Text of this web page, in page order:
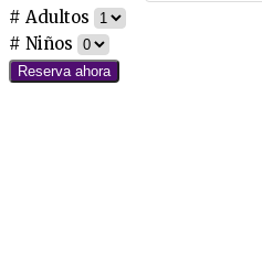
# Adultos
# Niños
Reserva ahora